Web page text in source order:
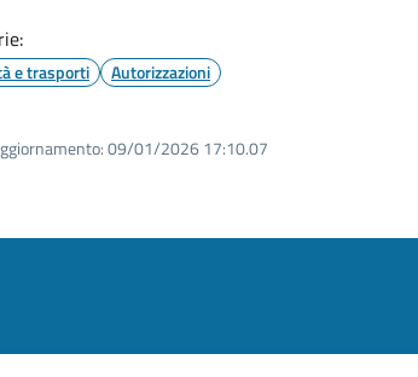
e trasporti Autorizzazioni
09/01/2026 17:10.07